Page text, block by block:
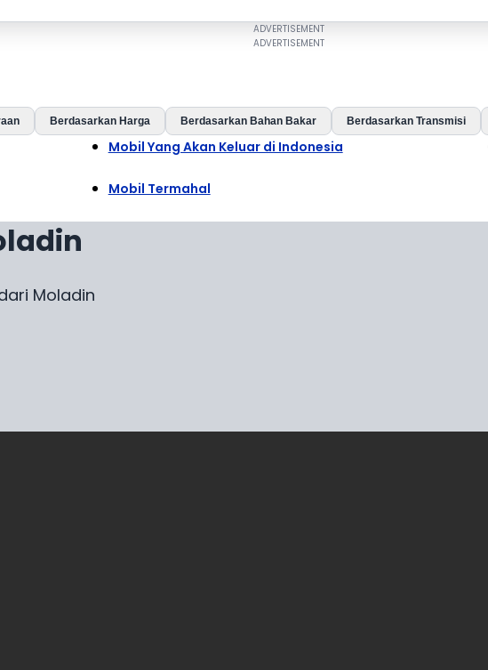
Berdasarkan Harga Berdasarkan Bahan Bakar Berdasarkan Transmisi
Mobil Yang Akan Keluar di Indonesia
Mobil Termahal
Moladin